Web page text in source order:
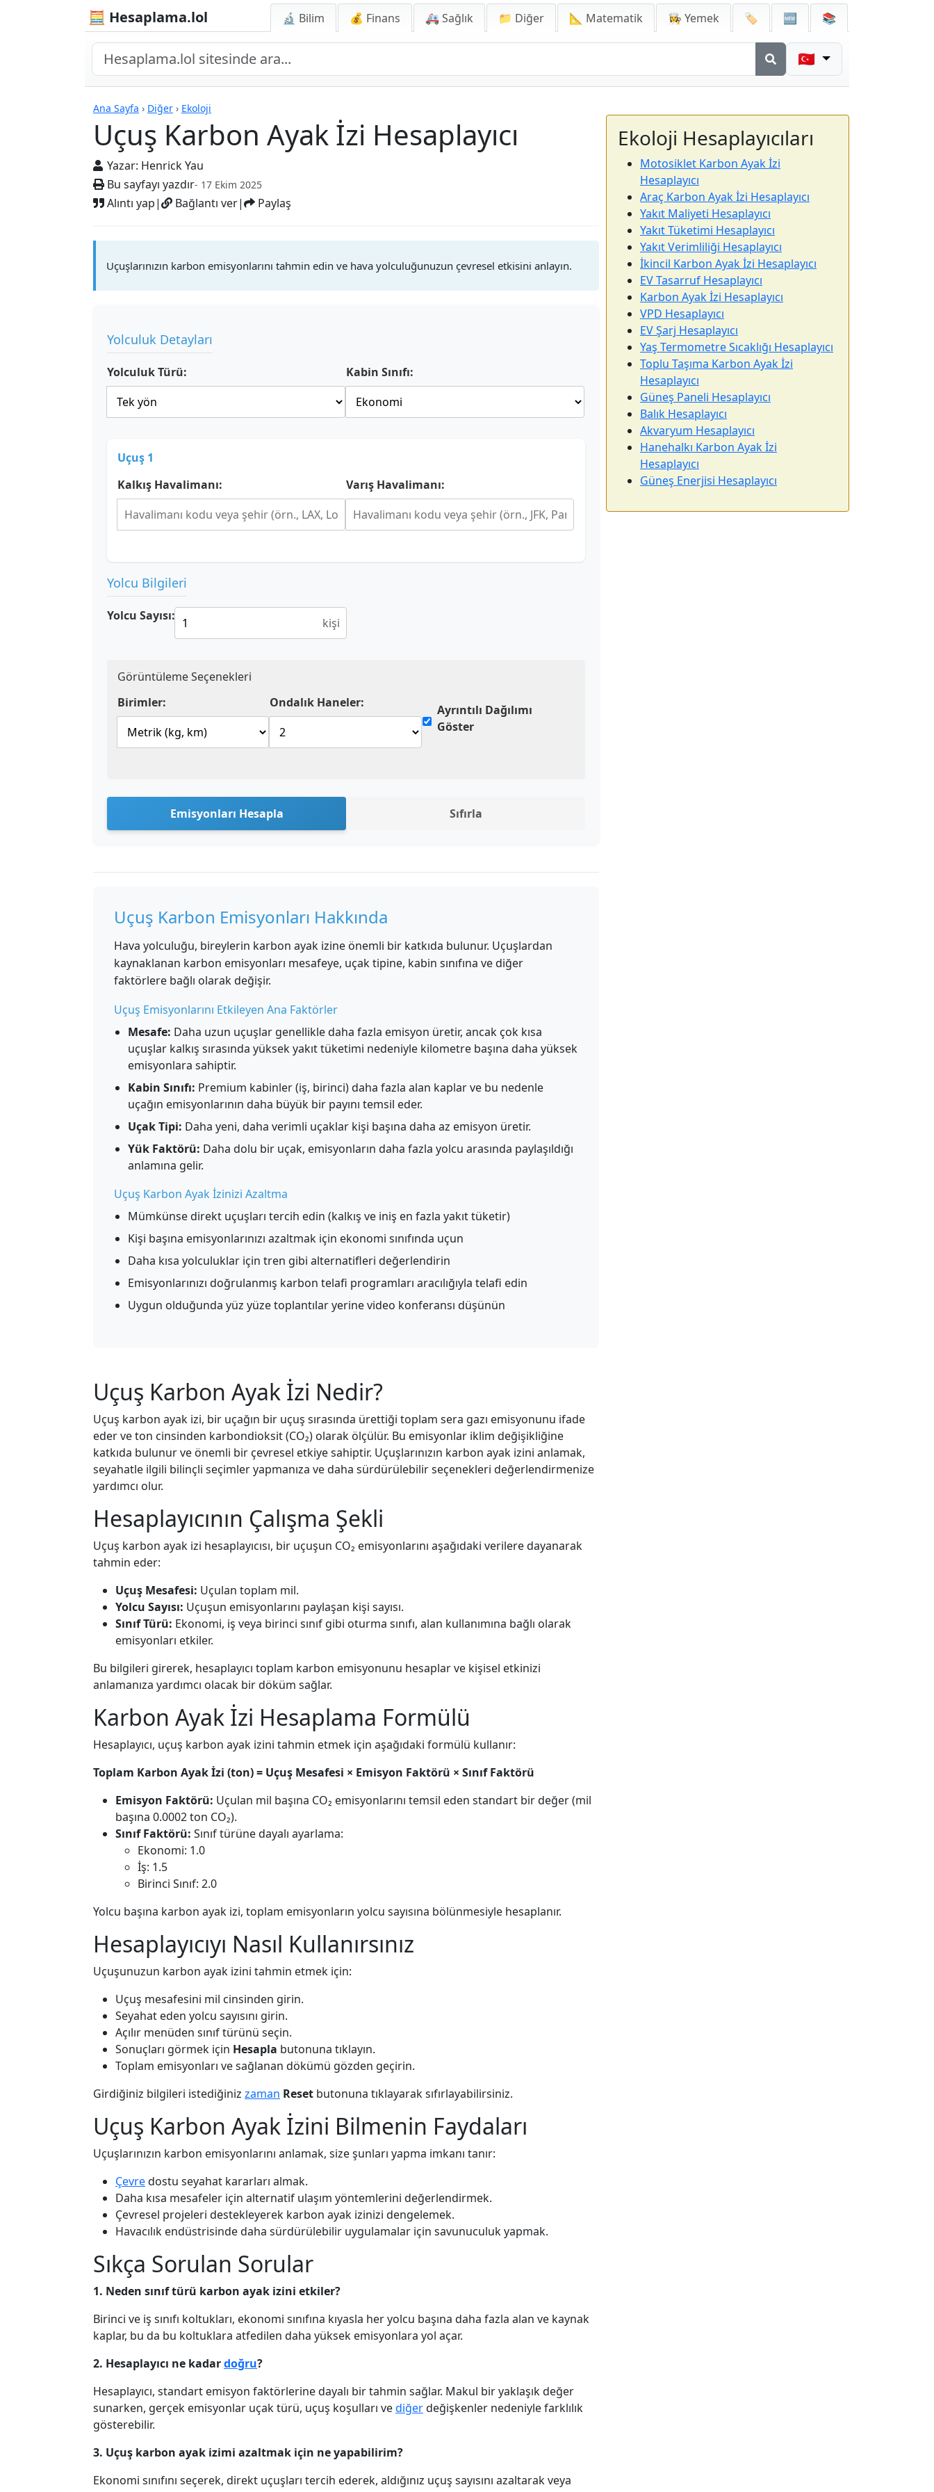
🧮 Hesaplama.lol 🔬 Bilim 💰 Finans 🚑 Sağlık 📁 Diğer 📐 Matematik 👩‍🍳 Yemek 🏷️ 🆕 📚
🇹🇷
Ana Sayfa › Diğer › Ekoloji
Uçuş Karbon Ayak İzi Hesaplayıcı
Yazar: Henrick Yau
Bu sayfayı yazdır- 17 Ekim 2025
Alıntı yap| Bağlantı ver| Paylaş
Hesap Makineleri
Uçuşlarınızın karbon emisyonlarını tahmin edin ve hava yolculuğunuzun çevresel etkisini anlayın.
Yolculuk Detayları
Yolculuk Türü: Kabin Sınıfı:
Uçuş 1
Kalkış Havalimanı:
Varış Havalimanı:
Yolcu Bilgileri
Yolcu Sayısı: kişi
Görüntüleme Seçenekleri
Birimler:
Ondalık Haneler:
Ayrıntılı Dağılımı
Göster
Emisyonları Hesapla Sıfırla
Uçuş Karbon Emisyonları Hakkında
Hava yolculuğu, bireylerin karbon ayak izine önemli bir katkıda bulunur. Uçuşlardan
kaynaklanan karbon emisyonları mesafeye, uçak tipine, kabin sınıfına ve diğer
faktörlere bağlı olarak değişir.
Uçuş Emisyonlarını Etkileyen Ana Faktörler
Mesafe: Daha uzun uçuşlar genellikle daha fazla emisyon üretir, ancak çok kısa
uçuşlar kalkış sırasında yüksek yakıt tüketimi nedeniyle kilometre başına daha yüksek
emisyonlara sahiptir.
Kabin Sınıfı: Premium kabinler (iş, birinci) daha fazla alan kaplar ve bu nedenle
uçağın emisyonlarının daha büyük bir payını temsil eder.
Uçak Tipi: Daha yeni, daha verimli uçaklar kişi başına daha az emisyon üretir.
Yük Faktörü: Daha dolu bir uçak, emisyonların daha fazla yolcu arasında paylaşıldığı
anlamına gelir.
Uçuş Karbon Ayak İzinizi Azaltma
Mümkünse direkt uçuşları tercih edin (kalkış ve iniş en fazla yakıt tüketir)
Kişi başına emisyonlarınızı azaltmak için ekonomi sınıfında uçun
Daha kısa yolculuklar için tren gibi alternatifleri değerlendirin
Emisyonlarınızı doğrulanmış karbon telafi programları aracılığıyla telafi edin
Uygun olduğunda yüz yüze toplantılar yerine video konferansı düşünün
Uçuş Karbon Ayak İzi Nedir?
Uçuş karbon ayak izi, bir uçağın bir uçuş sırasında ürettiği toplam sera gazı emisyonunu ifade
eder ve ton cinsinden karbondioksit (CO₂) olarak ölçülür. Bu emisyonlar iklim değişikliğine
katkıda bulunur ve önemli bir çevresel etkiye sahiptir. Uçuşlarınızın karbon ayak izini anlamak,
seyahatle ilgili bilinçli seçimler yapmanıza ve daha sürdürülebilir seçenekleri değerlendirmenize
yardımcı olur.
Hesaplayıcının Çalışma Şekli
Uçuş karbon ayak izi hesaplayıcısı, bir uçuşun CO₂ emisyonlarını aşağıdaki verilere dayanarak
tahmin eder:
Uçuş Mesafesi: Uçulan toplam mil.
Yolcu Sayısı: Uçuşun emisyonlarını paylaşan kişi sayısı.
Sınıf Türü: Ekonomi, iş veya birinci sınıf gibi oturma sınıfı, alan kullanımına bağlı olarak
emisyonları etkiler.
Bu bilgileri girerek, hesaplayıcı toplam karbon emisyonunu hesaplar ve kişisel etkinizi
anlamanıza yardımcı olacak bir döküm sağlar.
Karbon Ayak İzi Hesaplama Formülü
Hesaplayıcı, uçuş karbon ayak izini tahmin etmek için aşağıdaki formülü kullanır:
Toplam Karbon Ayak İzi (ton) = Uçuş Mesafesi × Emisyon Faktörü × Sınıf Faktörü
Emisyon Faktörü: Uçulan mil başına CO₂ emisyonlarını temsil eden standart bir değer (mil
başına 0.0002 ton CO₂).
Sınıf Faktörü: Sınıf türüne dayalı ayarlama:
Ekonomi: 1.0
İş: 1.5
Birinci Sınıf: 2.0
Yolcu başına karbon ayak izi, toplam emisyonların yolcu sayısına bölünmesiyle hesaplanır.
Hesaplayıcıyı Nasıl Kullanırsınız
Uçuşunuzun karbon ayak izini tahmin etmek için:
Uçuş mesafesini mil cinsinden girin.
Seyahat eden yolcu sayısını girin.
Açılır menüden sınıf türünü seçin.
Sonuçları görmek için Hesapla butonuna tıklayın.
Toplam emisyonları ve sağlanan dökümü gözden geçirin.
Girdiğiniz bilgileri istediğiniz zaman Reset butonuna tıklayarak sıfırlayabilirsiniz.
Uçuş Karbon Ayak İzini Bilmenin Faydaları
Uçuşlarınızın karbon emisyonlarını anlamak, size şunları yapma imkanı tanır:
Çevredostu seyahat kararları almak.
Daha kısa mesafeler için alternatif ulaşım yöntemlerini değerlendirmek.
Çevresel projeleri destekleyerek karbon ayak izinizi dengelemek.
Havacılık endüstrisinde daha sürdürülebilir uygulamalar için savunuculuk yapmak.
Sıkça Sorulan Sorular
1. Neden sınıf türü karbon ayak izini etkiler?
Birinci ve iş sınıfı koltukları, ekonomi sınıfına kıyasla her yolcu başına daha fazla alan ve kaynak
kaplar, bu da bu koltuklara atfedilen daha yüksek emisyonlara yol açar.
2. Hesaplayıcı ne kadardoğru?
Hesaplayıcı, standart emisyon faktörlerine dayalı bir tahmin sağlar. Makul bir yaklaşık değer
sunarken, gerçek emisyonlar uçak türü, uçuş koşulları vediğerdeğişkenler nedeniyle farklılık
gösterebilir.
3. Uçuş karbon ayak izimi azaltmak için ne yapabilirim?
Ekonomi sınıfını seçerek, direkt uçuşları tercih ederek, aldığınız uçuş sayısını azaltarak veya
Ekoloji Hesaplayıcıları
Motosiklet Karbon Ayak İzi
Hesaplayıcı
Araç Karbon Ayak İzi Hesaplayıcı
Yakıt Maliyeti Hesaplayıcı
Yakıt Tüketimi Hesaplayıcı
Yakıt Verimliliği Hesaplayıcı
İkincil Karbon Ayak İzi Hesaplayıcı
EV Tasarruf Hesaplayıcı
Karbon Ayak İzi Hesaplayıcı
VPD Hesaplayıcı
EV Şarj Hesaplayıcı
Yaş Termometre Sıcaklığı Hesaplayıcı
Toplu Taşıma Karbon Ayak İzi
Hesaplayıcı
Güneş Paneli Hesaplayıcı
Balık Hesaplayıcı
Akvaryum Hesaplayıcı
Hanehalkı Karbon Ayak İzi
Hesaplayıcı
Güneş Enerjisi Hesaplayıcı